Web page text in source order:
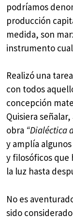
podríamos
producción
medida, son
instrumento
Realizó una
con todos
concepción
Quisiera
obra “Dialéctica
y amplía
y filosóficos que
la luz hasta
No es
sido